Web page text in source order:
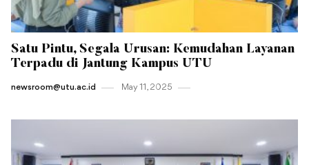
Satu Pintu, Segala Urusan: Kemudahan Layanan
Terpadu di Jantung Kampus UTU
newsroom@utu.ac.id May 11 , 2025